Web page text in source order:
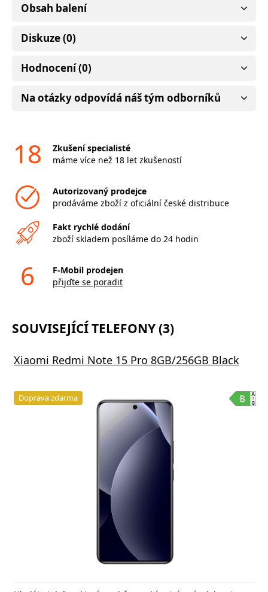
Obsah balení
Diskuze (0)
Hodnocení (0)
Na otázky odpovídá náš tým odborníků
18
Zkušení specialisté
máme více než 18 let zkušeností
Autorizovaný prodejce
prodáváme zboží z oficiální české distribuce
Fakt rychlé dodání
zboží skladem posíláme do 24 hodin
6
F-Mobil prodejen
přijďte se poradit
SOUVISEJÍCÍ TELEFONY (3)
Xiaomi Redmi Note 15 Pro 8GB/256GB Black
Doprava zdarma